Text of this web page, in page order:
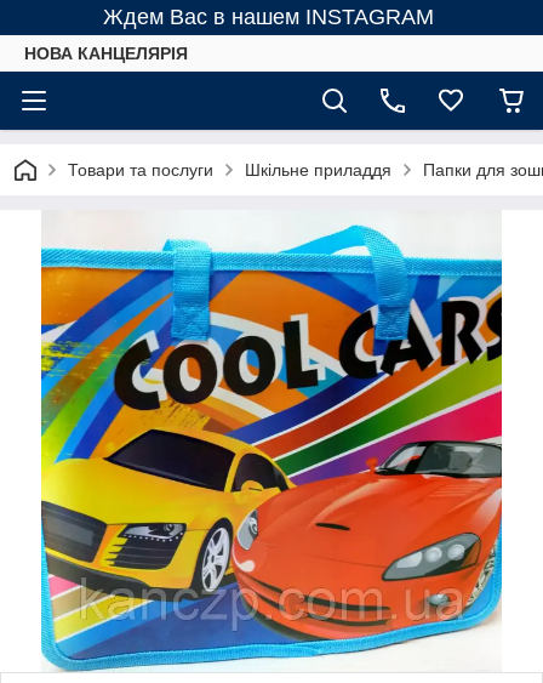
Ждем Вас в нашем INSTAGRAM
НОВА КАНЦЕЛЯРІЯ
Товари та послуги Шкільне приладдя Папки для